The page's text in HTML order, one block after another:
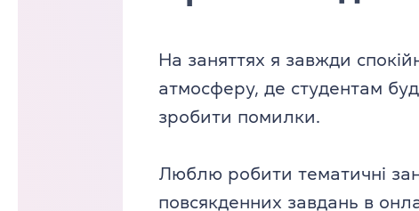
На заняттях я завжди
атмосферу, де студентам
зробити помилки.
Люблю робити тематичні
повсякденних завдань в